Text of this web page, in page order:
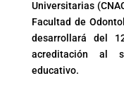
Universitarias
Facultad de
desarrollará del
acreditación al
educativo.